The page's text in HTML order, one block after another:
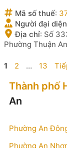
Mã số thuế:
Người đại diện
Địa chỉ: Số
Phường Thuận
Trang
1 Trang
2 … Trang
13
Thành phố
An
Phường An
Phường An